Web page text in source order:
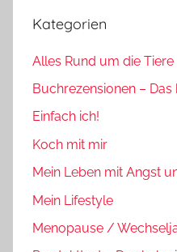
Kategorien
Alles Rund um die Tiere
Buchrezensionen –
Einfach ich!
Koch mit mir
Mein Leben mit Angst
Mein Lifestyle
Menopause /